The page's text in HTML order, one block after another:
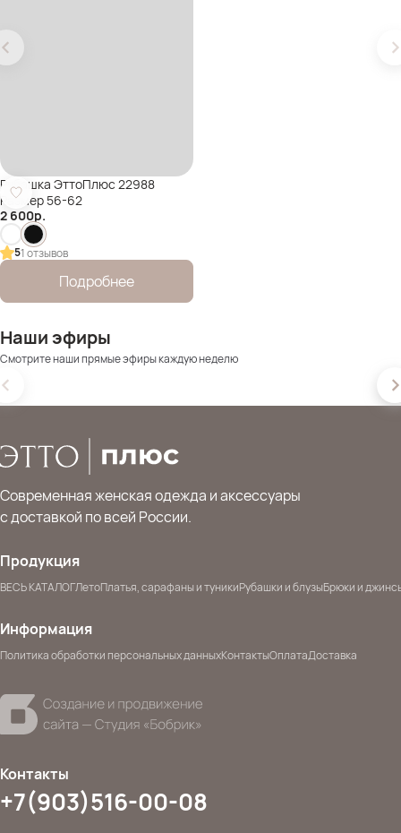
Рубашка ЭттоПлюс 22988
Размер 56-62
2 600р.
51 отзывов
Подробнее
Наши эфиры
Смотрите наши прямые эфиры каждую неделю
Современная женская одежда и аксессуары
с доставкой по всей России.
Продукция
ВЕСЬ КАТАЛОГЛетоПлатья, сарафаны и туникиРубашки и блузыБрюки и
Информация
Политика обработки персональных данныхКонтактыОплатаДоставка
Контакты
+7(903)516-00-08